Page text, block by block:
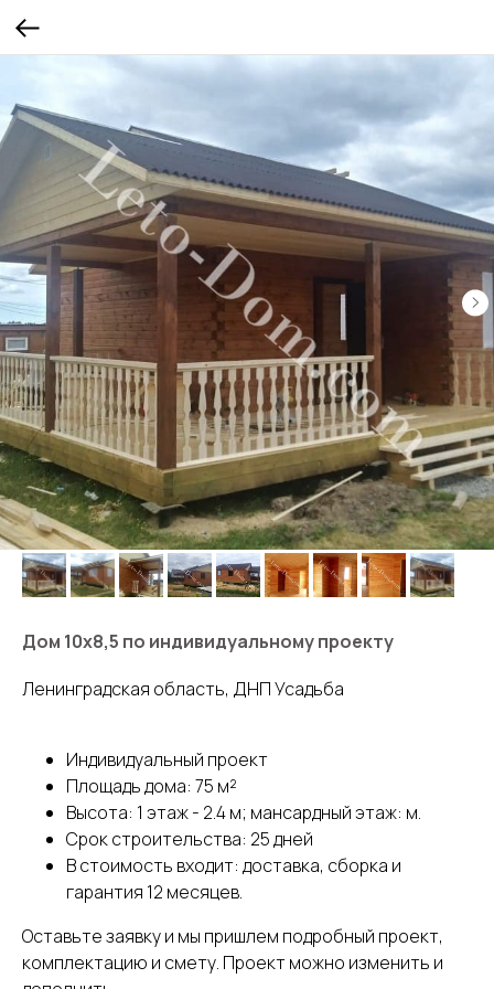
Дом 10х8,5 по индивидуальному проекту
Ленинградская область, ДНП Усадьба
Индивидуальный проект
Площадь дома: 75 м²
Высота: 1 этаж - 2.4 м; мансардный этаж: м.
Срок строительства: 25 дней
В стоимость входит: доставка, сборка и
гарантия 12 месяцев.
Оставьте заявку и мы пришлем подробный проект,
комплектацию и смету. Проект можно изменить и